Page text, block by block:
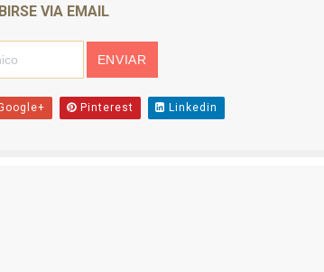
clubes deportivos de Zea en una
en Mérida con plan de actualización
del OAN para la instalación del detector
VIA EMAIL
Pinterest Linkedin